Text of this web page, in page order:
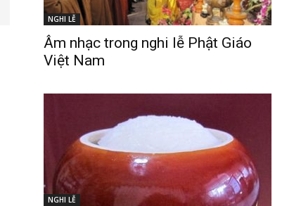
NGHI LỄ
Âm nhạc trong nghi lễ Phật Giáo
Việt Nam
NGHI LỄ